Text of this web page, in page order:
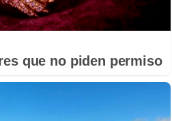
que no piden permiso